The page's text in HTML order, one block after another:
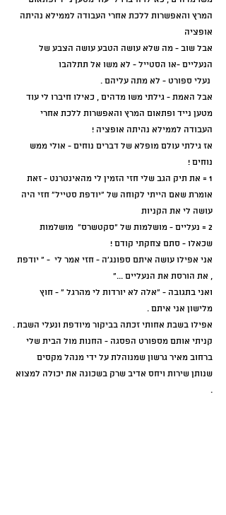
המרץ והאפשרות ללכת אחרי העבודה לממילא נהיתה
אופציה
אבל שוב - מה שלא עושה הטבע עושה הצבע של
הנעליים -או הסטייל - לא משו אל תתלהבו
אבל האמת - גילתי משו מדהים , כאילו חיברו לי עוד
מטען נייד ופתאום המרץ והאפשרות ללכת אחרי
העבודה לממילא נהיתה אופציה !
אז גילתי עולם מופלא של דברים נוחים - אולי ממש
נוחים !
1 = את תיק הגב שלי חזי הזמין לי מהאינטרנט - זאת
אומרת שאם הייתי לקוחה של "יודפת סטייל" חזי היה
עושה לי את הקניות
2 = נעליים - מושלמות של "סקטשרס"  מושלמות
שכאלו - סתם צחקתי קודם !
אני אפילו עושה איתם ספונג'ה - חזי אמר לי  - " יודפת
, את הורסת את הנעליים ..."
ואני בתגובה - "אלה לא יורדות לי מהרגל " - חוץ
מלישון אני איתם .
אפילו בשבת אחותי זכתה בביקור מיודפת ונעלי השבת .
קניתי אותם מספורט הפסגה - החנות מול הבית שלי
ברחוב מאיר גרשון שמנוהלת על ידי מנהל מקסים
שנותן שירות ויחס אדיב שרק בשכונה את יכולה למצוא
.